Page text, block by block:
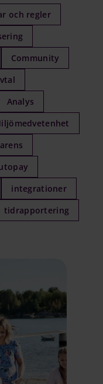
och regler
Community
Analys
integrationer
tidrapportering